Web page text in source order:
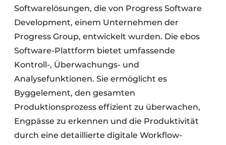
Softwarelösungen, die von Progress Software
Development, einem Unternehmen der
Progress Group, entwickelt wurden. Die ebos
Software-Plattform bietet umfassende
Kontroll-, Überwachungs- und
Analysefunktionen. Sie ermöglicht es
Byggelement, den gesamten
Produktionsprozess effizient zu überwachen,
Engpässe zu erkennen und die Produktivität
durch eine detaillierte digitale Workflow-